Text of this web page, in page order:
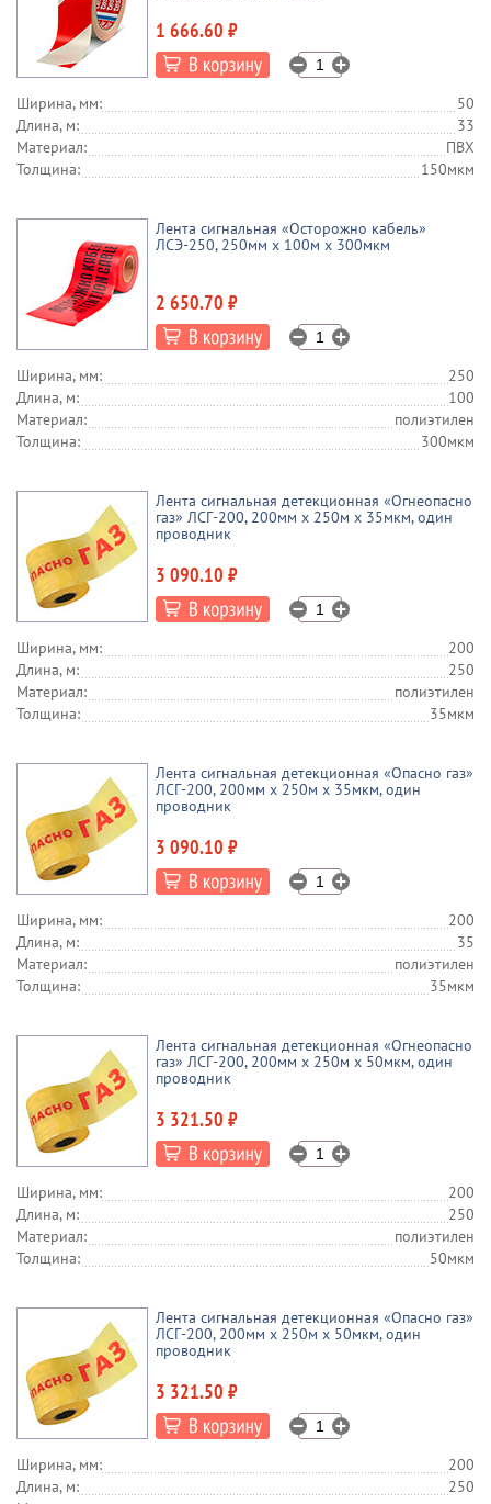
1 666.60 ₽
Ширина, мм:
50
Длина, м:
33
Материал:
ПВХ
Толщина:
150мкм
Лента сигнальная «Осторожно кабель»
ЛСЭ-250, 250мм х 100м х 300мкм
2 650.70 ₽
Ширина, мм:
250
Длина, м:
100
Материал:
полиэтилен
Толщина:
300мкм
Лента сигнальная детекционная «Огнеопасно
газ» ЛСГ-200, 200мм х 250м х 35мкм, один
проводник
3 090.10 ₽
Ширина, мм:
200
Длина, м:
250
Материал:
полиэтилен
Толщина:
35мкм
Лента сигнальная детекционная «Опасно газ»
ЛСГ-200, 200мм х 250м х 35мкм, один
проводник
3 090.10 ₽
Ширина, мм:
200
Длина, м:
35
Материал:
полиэтилен
Толщина:
35мкм
Лента сигнальная детекционная «Огнеопасно
газ» ЛСГ-200, 200мм х 250м х 50мкм, один
проводник
3 321.50 ₽
Ширина, мм:
200
Длина, м:
250
Материал:
полиэтилен
Толщина:
50мкм
Лента сигнальная детекционная «Опасно газ»
ЛСГ-200, 200мм х 250м х 50мкм, один
проводник
3 321.50 ₽
Ширина, мм:
200
Длина, м:
250